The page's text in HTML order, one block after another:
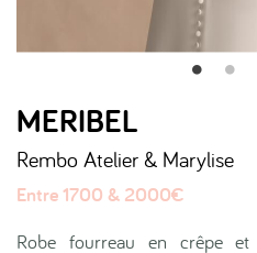
MERIBEL
Rembo Atelier & Marylise
Entre 1700 & 2000€
Robe fourreau en crêpe et